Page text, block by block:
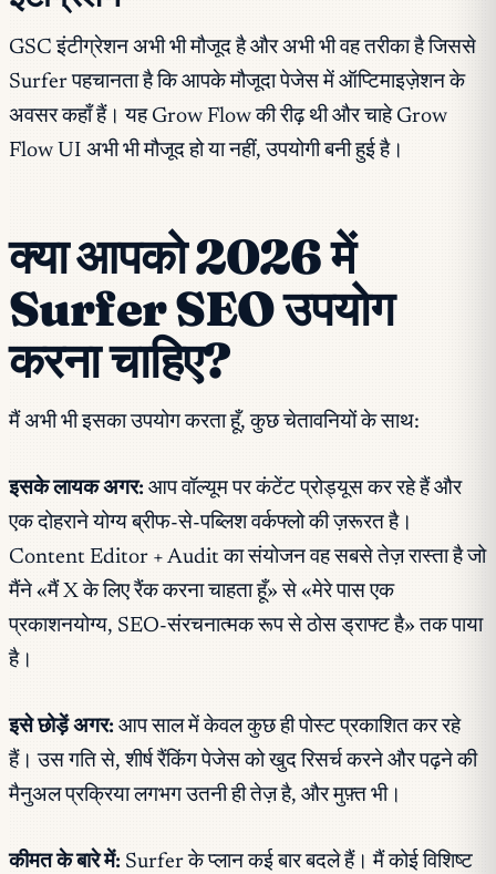
GSC इंटीग्रेशन अभी भी मौजूद है और अभी भी वह तरीका है जिससे
Surfer पहचानता है कि आपके मौजूदा पेजेस में ऑप्टिमाइज़ेशन के
अवसर कहाँ हैं। यह Grow Flow की रीढ़ थी और चाहे Grow
Flow UI अभी भी मौजूद हो या नहीं, उपयोगी बनी हुई है।
क्या आपको 2026 में
Surfer SEO उपयोग
करना चाहिए?
मैं अभी भी इसका उपयोग करता हूँ, कुछ चेतावनियों के साथ:
इसके लायक अगर: आप वॉल्यूम पर कंटेंट प्रोड्यूस कर रहे हैं और
एक दोहराने योग्य ब्रीफ-से-पब्लिश वर्कफ्लो की ज़रूरत है।
Content Editor + Audit का संयोजन वह सबसे तेज़ रास्ता है जो
मैंने «मैं X के लिए रैंक करना चाहता हूँ» से «मेरे पास एक
प्रकाशनयोग्य, SEO-संरचनात्मक रूप से ठोस ड्राफ्ट है» तक पाया
है।
इसे छोड़ें अगर: आप साल में केवल कुछ ही पोस्ट प्रकाशित कर रहे
हैं। उस गति से, शीर्ष रैंकिंग पेजेस को खुद रिसर्च करने और पढ़ने की
मैनुअल प्रक्रिया लगभग उतनी ही तेज़ है, और मुफ़्त भी।
कीमत के बारे में: Surfer के प्लान कई बार बदले हैं। मैं कोई विशिष्ट